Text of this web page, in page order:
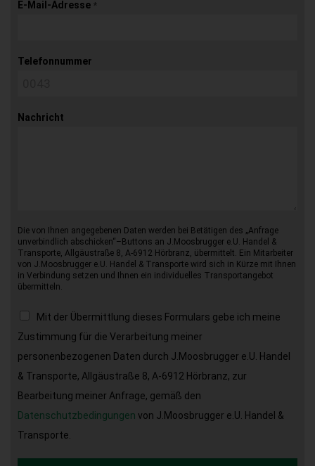
E-Mail-Adresse *
Telefonnummer
Nachricht
Die von Ihnen angegebenen Daten werden bei Betätigen des „Anfrage
unverbindlich abschicken“–Buttons an J.Moosbrugger e.U. Handel &
Transporte, Allgäustraße 8, A-6912 Hörbranz, übermittelt. Ein Mitarbeiter
von J.Moosbrugger e.U. Handel & Transporte wird sich in Kürze mit Ihnen
in Verbindung setzen und Ihnen ein individuelles Transportangebot
übermitteln.
Mit der Übermittlung dieses Formulars gebe ich meine
Zustimmung für die Verarbeitung meiner
personenbezogenen Daten durch J.Moosbrugger e.U. Handel
& Transporte, Allgäustraße 8, A-6912 Hörbranz, zur
Bearbeitung meiner Anfrage, gemäß den
Datenschutzbedingungen von J.Moosbrugger e.U. Handel &
Transporte.